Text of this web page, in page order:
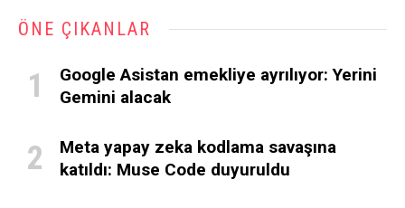
ÖNE ÇIKANLAR
Google Asistan emekliye ayrılıyor: Yerini
Gemini alacak
Meta yapay zeka kodlama savaşına
katıldı: Muse Code duyuruldu